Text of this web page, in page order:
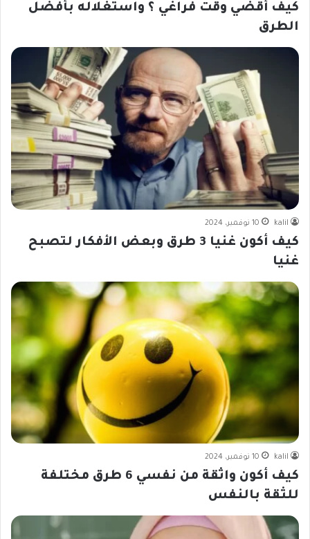
كيف أقضي وقت فراغي ؟ واستغلاله بأفضل
الطرق
kalil 10 نوفمبر، 2024
كيف أكون غنيا 3 طرق وبعض الأفكار لتصبح
غنيا
kalil 10 نوفمبر، 2024
كيف أكون واثقة من نفسي 6 طرق مختلفة
للثقة بالنفس